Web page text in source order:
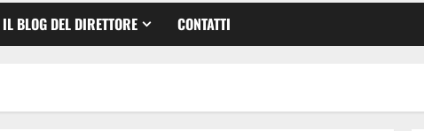
IL BLOG DEL DIRETTORE CONTATTI